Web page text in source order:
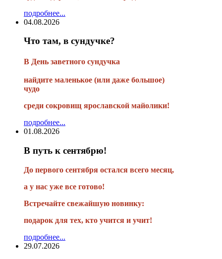
подробнее...
04.08.2026
Что там, в сундучке?
В День заветного сундучка
найдите маленькое (или даже большое)
чудо
среди сокровищ ярославской майолики!
подробнее...
01.08.2026
В путь к сентябрю!
До первого сентября остался всего месяц,
а у нас уже все готово!
Встречайте свежайшую новинку:
подарок для тех, кто учится и учит!
подробнее...
29.07.2026